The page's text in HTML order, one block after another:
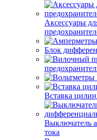
Аксессуары
Блок
Вставка
Выключатель
тока